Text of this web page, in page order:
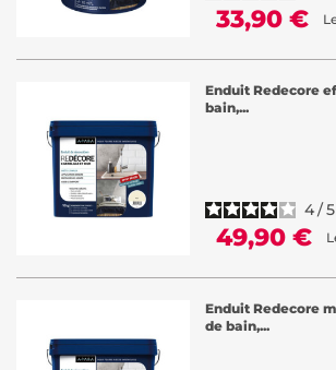
33,90 €
Enduit Redecore
bain,...
4/5
49,90 €
Enduit Redecore
de bain,...